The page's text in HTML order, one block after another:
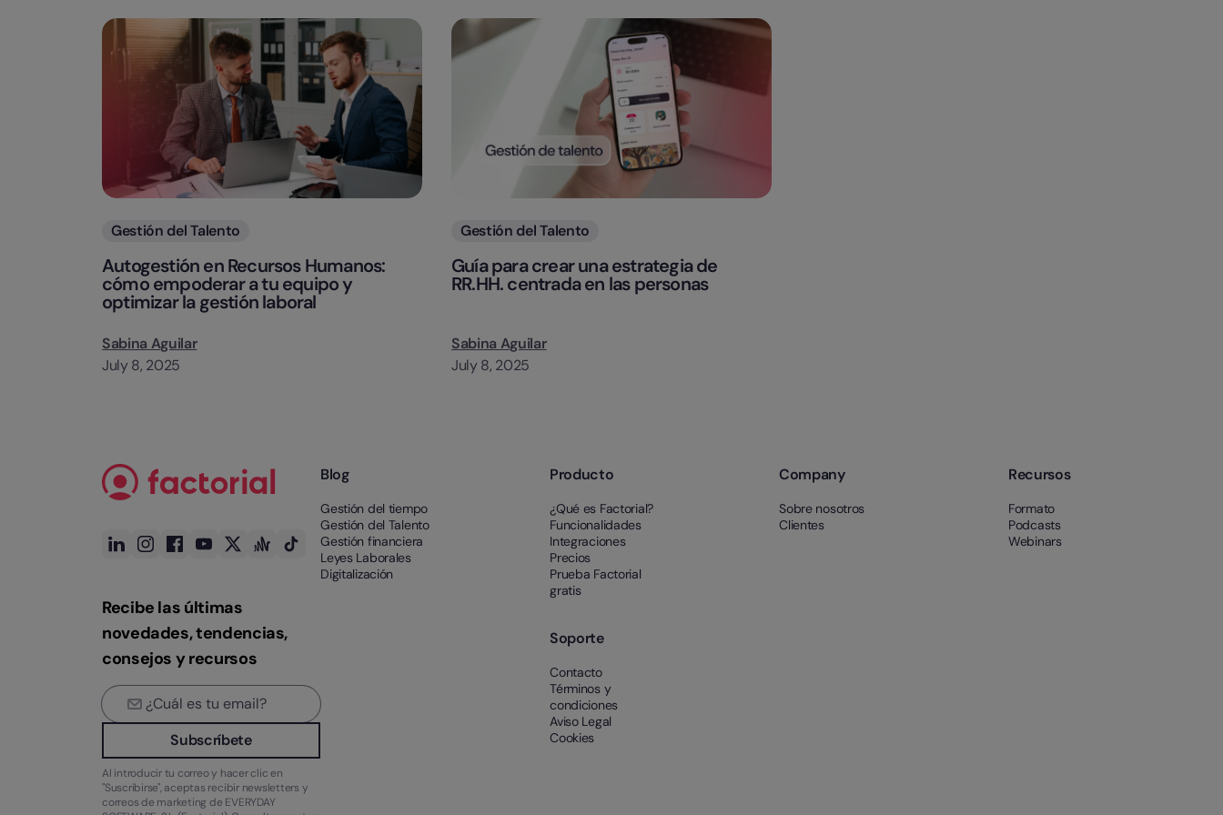
Categorias
Gestión del Talento
Autogestión en Recursos Humanos:
cómo empoderar a tu equipo y
optimizar la gestión laboral
Sabina Aguilar
July 8, 2025
Categorias
Gestión del Talento
Guía para crear una estrategia de
RR.HH. centrada en las personas
Sabina Aguilar
July 8, 2025
Recibe las últimas
novedades, tendencias,
consejos y recursos
Subscríbete
Al introducir tu correo y hacer clic en
"Suscribirse", aceptas recibir newsletters y
correos de marketing de EVERYDAY
Blog
Gestión del tiempo
Gestión del Talento
Gestión financiera
Leyes Laborales
Digitalización
Producto
¿Qué es Factorial?
Funcionalidades
Integraciones
Precios
Prueba Factorial
gratis
Company
Sobre nosotros
Clientes
Recursos
Formato
Podcasts
Webinars
Soporte
Contacto
Términos y
condiciones
Aviso Legal
Cookies